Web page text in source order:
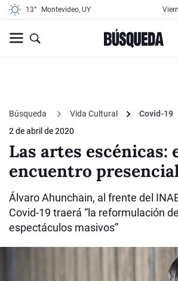
13° Montevideo, UY
Búsqueda Vida Cultural
Covid-19
2 de abril de 2020
Las artes escénicas:
encuentro
Álvaro Ahunchain, al frente del
Covid-19 traerá “la reformulación
espectáculos masivos”